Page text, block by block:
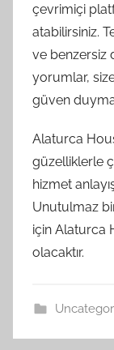
çevrimiçi
atabilirsiniz.
ve benzersiz
yorumlar,
güven
Alaturca
güzelliklerle
hizmet
Unutulmaz
için Alaturca
olacaktır.